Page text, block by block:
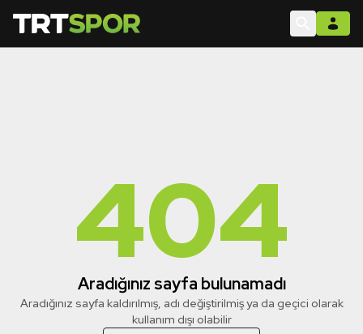
404
Aradığınız sayfa bulunamadı
Aradığınız sayfa kaldırılmış, adı değiştirilmiş ya da geçici olarak
kullanım dışı olabilir